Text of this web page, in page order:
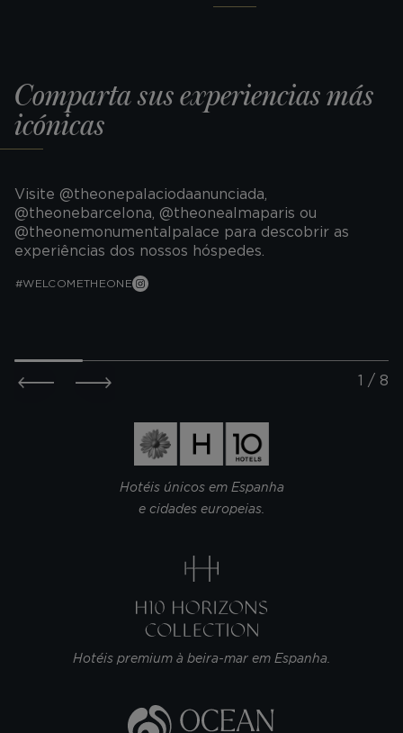
Comparta sus experiencias más
icónicas
Visite @theonepalaciodaanunciada,
@theonebarcelona, @theonealmaparis ou
@theonemonumentalpalace para descobrir as
experiências dos nossos hóspedes.
#WELCOMETHEONE
BARCELONA
THE
DA
Hotéis únicos em Espanha
e cidades europeias.
Hotéis premium à beira-mar em Espanha.